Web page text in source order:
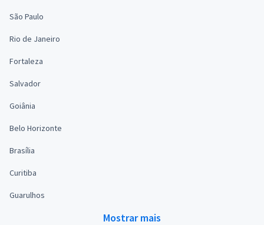
São Paulo
Rio de Janeiro
Fortaleza
Salvador
Goiânia
Belo Horizonte
Brasília
Curitiba
Guarulhos
Mostrar mais